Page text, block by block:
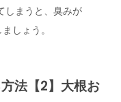
しまうと、臭みが
しょう。
法【2】大根お